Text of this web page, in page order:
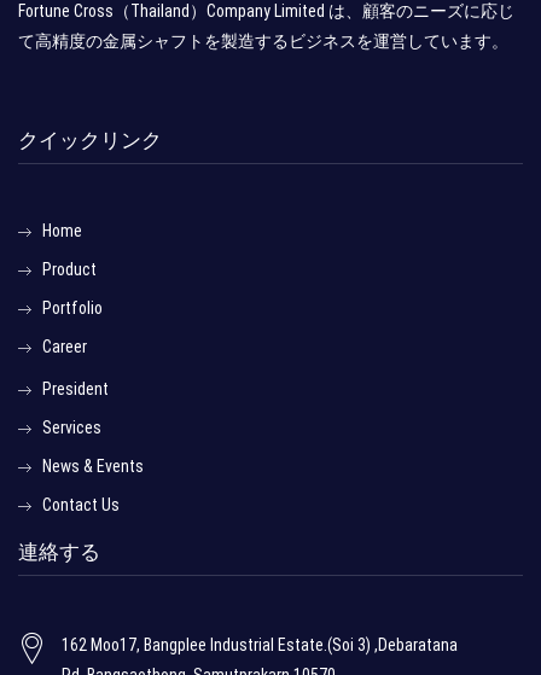
Fortune Cross（Thailand）Company Limited は、顧客のニーズに応じ
て高精度の金属シャフトを製造するビジネスを運営しています。
クイックリンク
Home
Product
Portfolio
Career
President
Services
News & Events
Contact Us
連絡する
162 Moo17, Bangplee Industrial Estate.(Soi 3) ,Debaratana